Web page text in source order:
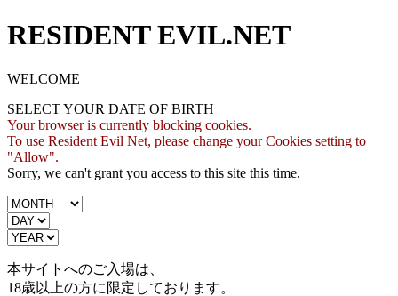
RESIDENT EVIL.NET
WELCOME
SELECT YOUR DATE OF BIRTH
Your browser is currently blocking cookies.
To use Resident Evil Net, please change your Cookies setting to
"Allow".
Sorry, we can't grant you access to this site this time.
本サイトへのご入場は、
18歳以上の方に限定しております。